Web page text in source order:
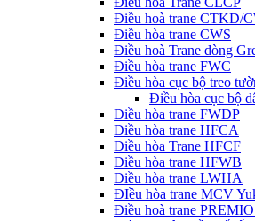
Điều hoà trane CTKD/
Điều hòa trane CWS
Điều hoà Trane dòng
Điều hòa trane FWC
Điều hòa cục bộ treo
Điều hòa cục bộ
Điều hòa trane FWDP
Điều hòa trane HFCA
Điều hòa Trane HFCF
Điều hòa trane HFWB
Điều hòa trane LWHA
ĐIều hòa trane MCV
Điều hoà trane